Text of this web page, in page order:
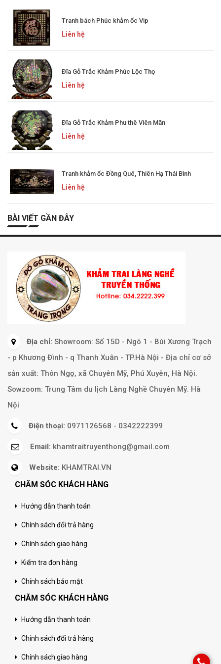
Tranh bách Phúc khảm ốc Vip
Liên hệ
Đĩa Gỗ Trắc Khảm Phúc Lộc Thọ
Liên hệ
Đĩa Gỗ Trắc Khảm Phu thê Viên Mãn
Liên hệ
Tranh khảm ốc Đồng Quê, Thiên Hạ Thái Bình
Liên hệ
BÀI VIẾT GẦN ĐÂY
Địa chỉ: Showroom: Số 15D - Ngõ 1 - Bùi Xương Trạch
- p Khương Đình - q Thanh Xuân - TP.Hà Nội - Địa chỉ cơ sở
sản xuất: Thôn Ngọ, xã Chuyên Mỹ, Phú Xuyên, Hà Nội.
Sowzoom: Trung Tâm du lịch Làng Nghề Chuyên Mỹ. Hà
Nội
Điện thoại: 0971126568 - 0342222399
Email: khamtraitruyenthong@gmail.com
Website: KHAMTRAI.VN
CHĂM SÓC KHÁCH HÀNG
Hướng dẫn thanh toán
Chính sách đổi trả hàng
Chính sách giao hàng
Kiểm tra đơn hàng
Chính sách bảo mật
CHĂM SÓC KHÁCH HÀNG
Hướng dẫn thanh toán
Chính sách đổi trả hàng
Chính sách giao hàng